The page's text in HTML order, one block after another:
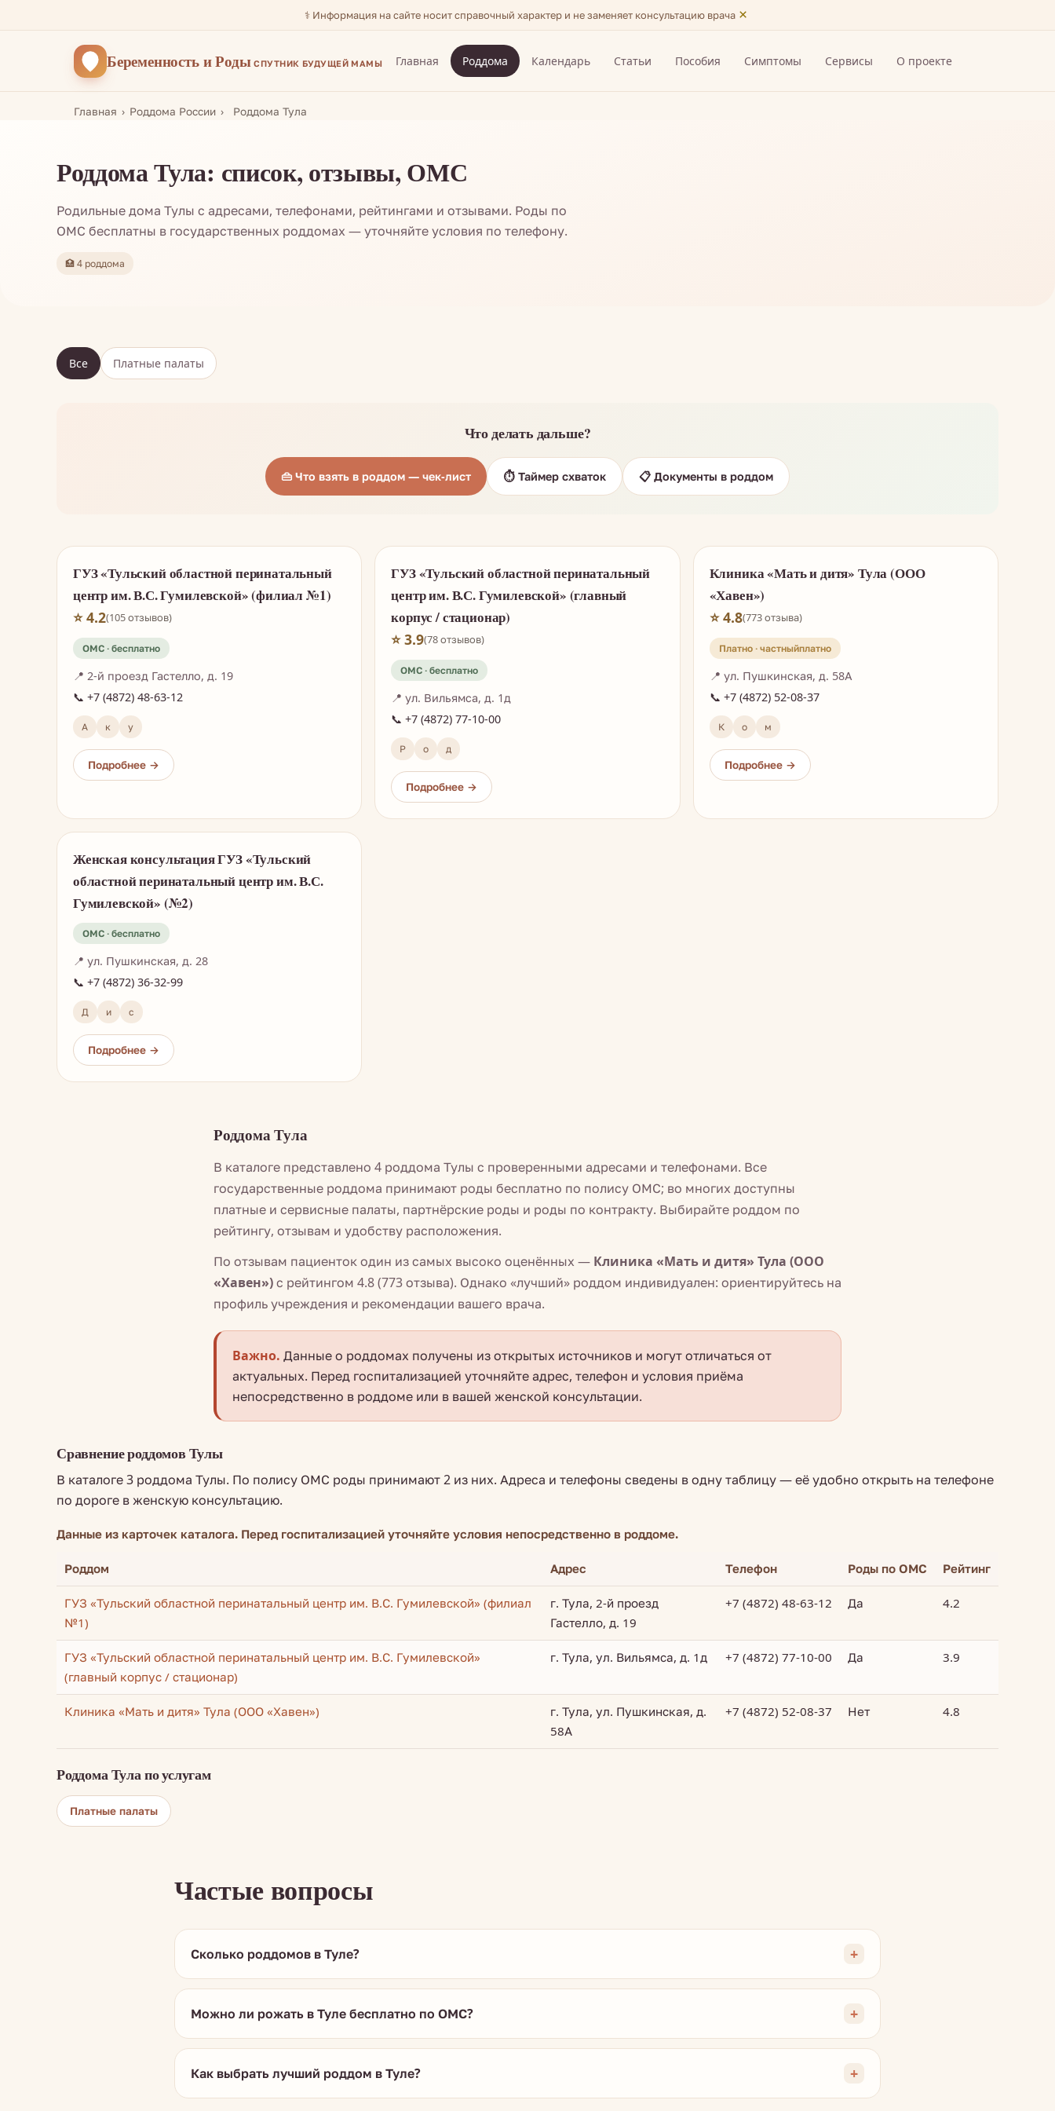
⚕️ Информация на сайте носит справочный характер и не заменяет консультацию врача ×
Беременностьи Роды СПУТНИК БУДУЩЕЙ МАМЫ Главная Роддома Календарь Статьи Пособия Симптомы Сервисы О проекте
Главная Роддома России Роддома Тула
Роддома Тула: список, отзывы, ОМС
Родильные дома Тулы с адресами, телефонами, рейтингами и отзывами. Роды по
ОМС бесплатны в государственных роддомах — уточняйте условия по телефону.
🏥 4 роддома
Все Платные палаты
Что делать дальше?
👜 Что взять в роддом — чек-лист ⏱️ Таймер схваток 📋 Документы в роддом
ГУЗ «Тульский областной перинатальный
центр им. В.С. Гумилевской» (филиал №1)
⭐ 4.2(105 отзывов)
📍 2-й проезд Гастелло, д. 19
📞 +7 (4872) 48-63-12
А к у
ГУЗ «Тульский областной перинатальный
центр им. В.С. Гумилевской» (главный
корпус / стационар)
⭐ 3.9(78 отзывов)
📍 ул. Вильямса, д. 1д
📞 +7 (4872) 77-10-00
Р о д
Клиника «Мать и дитя» Тула (ООО
«Хавен»)
⭐ 4.8(773 отзыва)
Платно · частный
📍 ул. Пушкинская, д. 58А
📞 +7 (4872) 52-08-37
К о м
Женская консультация ГУЗ «Тульский
областной перинатальный центр им. В.С.
Гумилевской» (№2)
📍 ул. Пушкинская, д. 28
📞 +7 (4872) 36-32-99
Д и с
Роддома Тула
В каталоге представлено 4 роддома Тулы с проверенными адресами и телефонами. Все
государственные роддома принимают роды бесплатно по полису ОМС; во многих доступны
платные и сервисные палаты, партнёрские роды и роды по контракту. Выбирайте роддом по
рейтингу, отзывам и удобству расположения.
По отзывам пациенток один из самых высоко оценённых — Клиника «Мать и дитя» Тула (ООО
«Хавен»)с рейтингом 4.8 (773 отзыва). Однако «лучший» роддом индивидуален: ориентируйтесь на
профиль учреждения и рекомендации вашего врача.
Важно. Данные о роддомах получены из открытых источников и могут отличаться от
актуальных. Перед госпитализацией уточняйте адрес, телефон и условия приёма
непосредственно в роддоме или в вашей женской консультации.
Сравнение роддомов Тулы
В каталоге 3 роддома Тулы. По полису ОМС роды принимают 2 из них. Адреса и телефоны сведены в одну таблицу — её удобно открыть на телефоне
по дороге в женскую консультацию.
Данные из карточек каталога. Перед госпитализацией уточняйте условия непосредственно в роддоме.
Роддом Адрес Телефон Роды по ОМС Рейтинг
ГУЗ «Тульский областной перинатальный центр им. В.С. Гумилевской» (филиал
№1)
г. Тула, 2-й проезд
Гастелло, д. 19
+7 (4872) 48-63-12 Да 4.2
ГУЗ «Тульский областной перинатальный центр им. В.С. Гумилевской»
(главный корпус / стационар)
г. Тула, ул. Вильямса, д. 1д +7 (4872) 77-10-00 Да 3.9
Клиника «Мать и дитя» Тула (ООО «Хавен»)
г. Тула, ул. Пушкинская, д.
58А
+7 (4872) 52-08-37 Нет 4.8
Роддома Тула по услугам
Платные палаты
Частые вопросы
Сколько роддомов в Туле?
Можно ли рожать в Туле бесплатно по ОМС?
Как выбрать лучший роддом в Туле?